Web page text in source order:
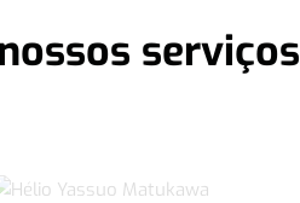
serviços